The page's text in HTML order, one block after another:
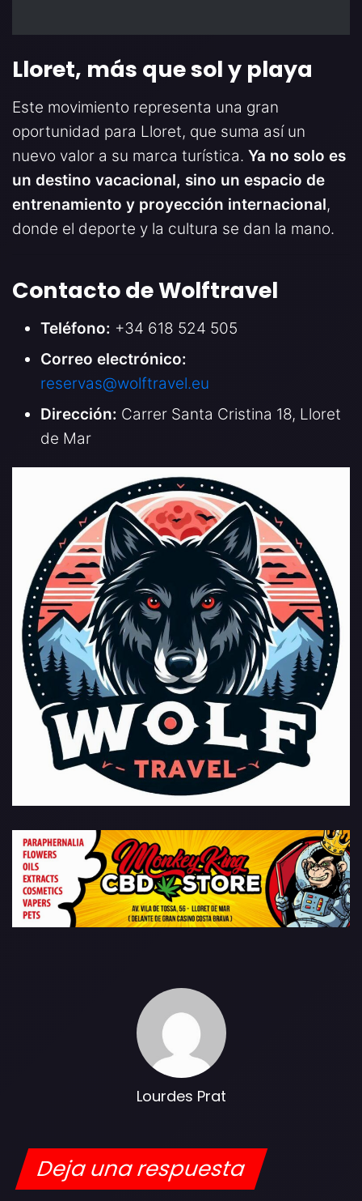
Lloret, más que sol y playa
Este movimiento representa una gran
oportunidad para Lloret, que suma así un
nuevo valor a su marca turística. Ya no solo es
un destino vacacional, sino un espacio de
entrenamiento y proyección internacional,
donde el deporte y la cultura se dan la mano.
Contacto de Wolftravel
Teléfono: +34 618 524 505
Correo electrónico:
reservas@wolftravel.eu
Dirección: Carrer Santa Cristina 18, Lloret
de Mar
Lourdes Prat
Deja una respuesta